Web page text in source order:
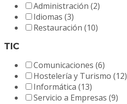
Administración (2)
Idiomas (3)
Restauración (10)
TIC
Comunicaciones (6)
Hostelería y Turismo (12)
Informática (13)
Servicio a Empresas (9)